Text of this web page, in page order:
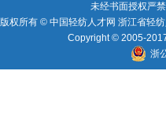
未经书面授权严
版权所有 © 中国轻纺人才网 浙江省
Copyright © 2005-
浙